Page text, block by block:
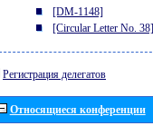
[DM-1148]
[Circular Letter No. 38]
Регистрация делегатов
Относящиеся конференции